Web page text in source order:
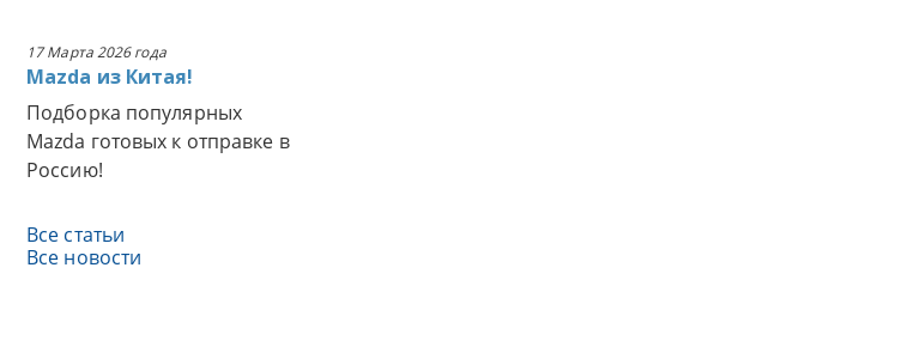
17 Марта 2026 года
Mazda из Китая!
Подборка популярных
Mazda готовых к отправке в
Россию!
Все статьи
Все новости